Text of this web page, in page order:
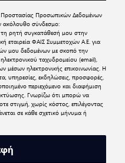
Προστασίας Προσωπικών Δεδομένων
ακόλουθο σύνδεσμο:
ρητή συγκατάθεσή μου στην
εταιρεία ΦΑΙΣ Συμμετοχών Α.Ε. για
μου δεδομένων με σκοπό την
ταχυδρομείου (email),
μέσων ηλεκτρονικής επικοινωνίας. Η
υπηρεσίες, εκδηλώσεις, προσφορές,
περιεχόμενο και διαφήμιση
Γνωρίζω ότι μπορώ να
στιγμή, χωρίς κόστος, επιλέγοντας
σε κάθε σχετικό μήνυμα ή